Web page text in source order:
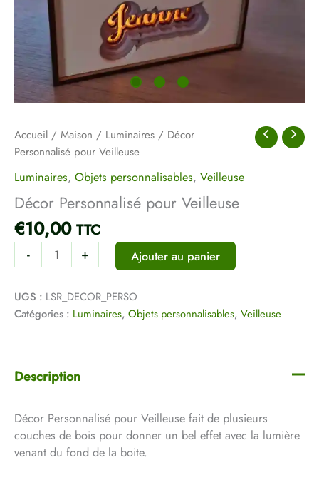
Accueil / Maison / Luminaires / Décor
Personnalisé pour Veilleuse
Luminaires, Objets personnalisables, Veilleuse
Décor Personnalisé pour Veilleuse
€10,00 TTC
- + Ajouter au panier
UGS : LSR_DECOR_PERSO
Catégories : Luminaires, Objets personnalisables, Veilleuse
Description
Décor Personnalisé pour Veilleuse fait de plusieurs
couches de bois pour donner un bel effet avec la lumière
venant du fond de la boite.